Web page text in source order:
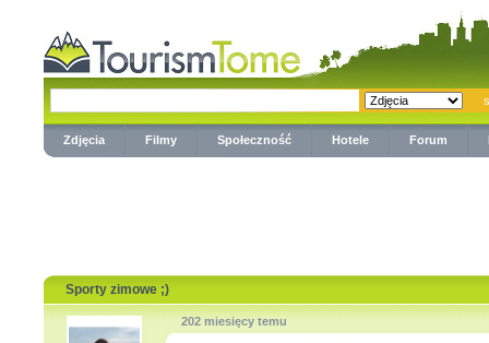
Zdjęcia Filmy Społeczność Hotele Forum
Sporty zimowe ;)
202 miesięcy temu